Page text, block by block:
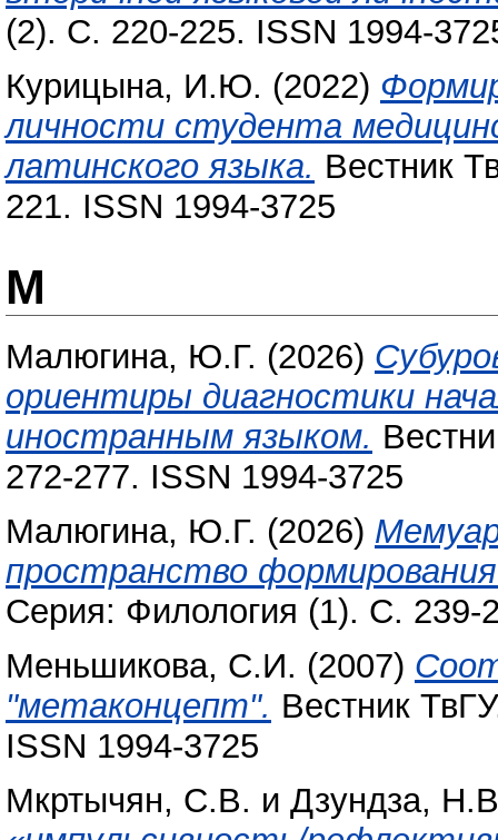
(2). С. 220-225. ISSN 1994-
Курицына, И.Ю. (2022)
личности студента
латинского языка. Вестник
221. ISSN 1994-3725
М
Малюгина, Ю.Г. (2026)
ориентиры диагностики
иностранным языком.
272-277. ISSN 1994-3725
Малюгина, Ю.Г. (2026)
пространство
Серия: Филология (1). С. 239-
Меньшикова, С.И. (2007)
"метаконцепт". Вестник
ISSN 1994-3725
Мкртычян, С.В. и Дзундза,